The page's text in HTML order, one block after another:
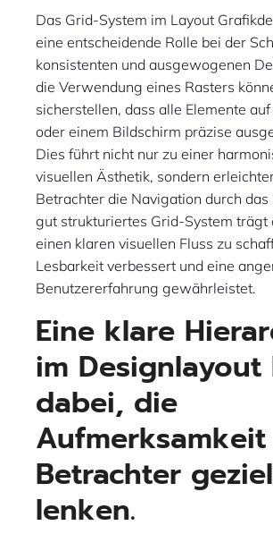
Das Grid-System im Layout
eine entscheidende Rolle bei der
konsistenten und ausgewogenen
die Verwendung eines Rasters
sicherstellen, dass alle Elemente
oder einem Bildschirm präzise
Dies führt nicht nur zu einer
visuellen Ästhetik, sondern
Betrachter die Navigation durch das
gut strukturiertes Grid-System trägt
einen klaren visuellen Fluss zu
Lesbarkeit verbessert und eine
Benutzererfahrung gewährleistet.
Eine klare
im
dabei, die
Betrachter
lenken.